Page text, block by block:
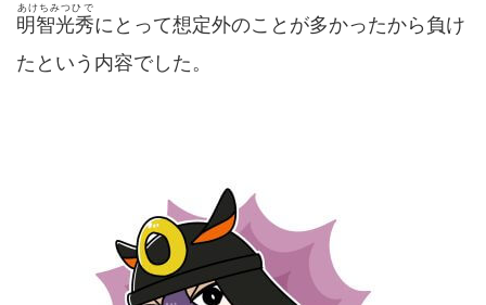
明智光秀
あけちみつひで
にとって想定外のことが多かったから負け
たという内容でした。